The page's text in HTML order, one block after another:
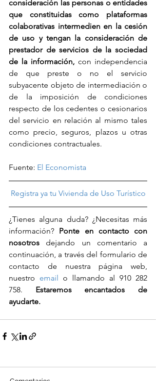
consideración las personas o entidades
que constituidas como plataformas
colaborativas intermedien en la cesión
de uso y tengan la consideración de
prestador de servicios de la sociedad
de la información, con independencia
de que preste o no el servicio
subyacente objeto de intermediación o
de la imposición de condiciones
respecto de los cedentes o cesionarios
del servicio en relación al mismo tales
como precio, seguros, plazos u otras
condiciones contractuales.
Fuente: El Economista
Registra ya tu Vivienda de Uso Turístico
¿Tienes alguna duda? ¿Necesitas más
información? Ponte en contacto con
nosotros dejando un comentario a
continuación, a través del formulario de
contacto de nuestra página web,
nuestro email
o llamando al 910 282
758. Estaremos encantados de
ayudarte.